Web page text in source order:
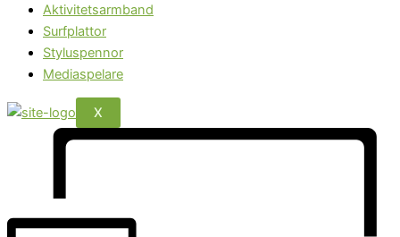
Aktivitetsarmband
Surfplattor
Styluspennor
Mediaspelare
X